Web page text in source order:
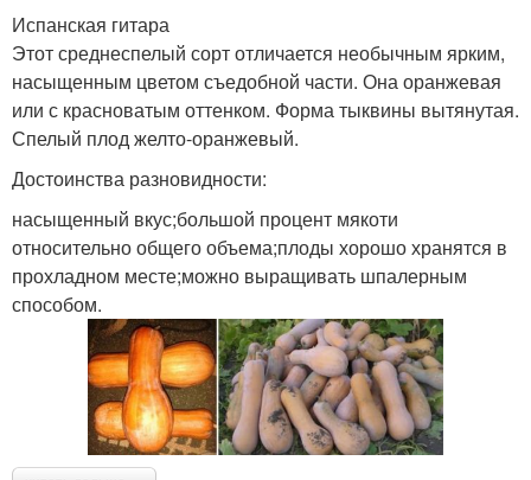
Испанская гитара
Этот среднеспелый сорт отличается необычным ярким,
насыщенным цветом съедобной части. Она оранжевая
или с красноватым оттенком. Форма тыквины вытянутая.
Спелый плод желто-оранжевый.
Достоинства разновидности:
насыщенный вкус;большой процент мякоти
относительно общего объема;плоды хорошо хранятся в
прохладном месте;можно выращивать шпалерным
способом.